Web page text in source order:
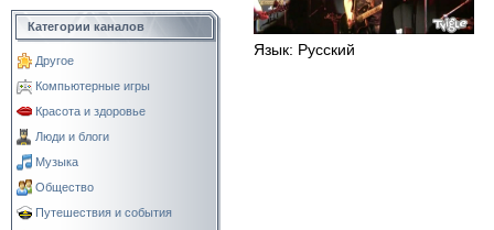
Категории каналов
Другое
Компьютерные игры
Красота и здоровье
Люди и блоги
Музыка
Общество
Путешествия и события
Язык: Русский